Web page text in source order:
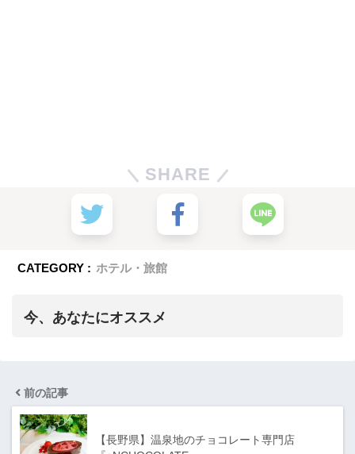
SHARE
CATEGORY : ホテル・旅館
今、あなたにオススメ
前の記事
【長野県】温泉地のチョコレート専門店